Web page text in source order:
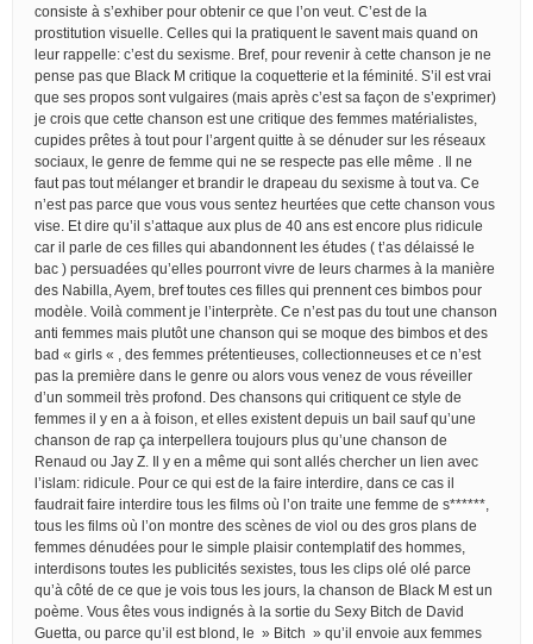
consiste à s’exhiber pour obtenir ce que l’on veut. C’est de la
prostitution visuelle. Celles qui la pratiquent le savent mais quand on
leur rappelle: c’est du sexisme. Bref, pour revenir à cette chanson je ne
pense pas que Black M critique la coquetterie et la féminité. S’il est vrai
que ses propos sont vulgaires (mais après c’est sa façon de s’exprimer)
je crois que cette chanson est une critique des femmes matérialistes,
cupides prêtes à tout pour l’argent quitte à se dénuder sur les réseaux
sociaux, le genre de femme qui ne se respecte pas elle même . Il ne
faut pas tout mélanger et brandir le drapeau du sexisme à tout va. Ce
n’est pas parce que vous vous sentez heurtées que cette chanson vous
vise. Et dire qu’il s’attaque aux plus de 40 ans est encore plus ridicule
car il parle de ces filles qui abandonnent les études ( t’as délaissé le
bac ) persuadées qu’elles pourront vivre de leurs charmes à la manière
des Nabilla, Ayem, bref toutes ces filles qui prennent ces bimbos pour
modèle. Voilà comment je l’interprète. Ce n’est pas du tout une chanson
anti femmes mais plutôt une chanson qui se moque des bimbos et des
bad « girls « , des femmes prétentieuses, collectionneuses et ce n’est
pas la première dans le genre ou alors vous venez de vous réveiller
d’un sommeil très profond. Des chansons qui critiquent ce style de
femmes il y en a à foison, et elles existent depuis un bail sauf qu’une
chanson de rap ça interpellera toujours plus qu’une chanson de
Renaud ou Jay Z. Il y en a même qui sont allés chercher un lien avec
l’islam: ridicule. Pour ce qui est de la faire interdire, dans ce cas il
faudrait faire interdire tous les films où l’on traite une femme de s******,
tous les films où l’on montre des scènes de viol ou des gros plans de
femmes dénudées pour le simple plaisir contemplatif des hommes,
interdisons toutes les publicités sexistes, tous les clips olé olé parce
qu’à côté de ce que je vois tous les jours, la chanson de Black M est un
poème. Vous êtes vous indignés à la sortie du Sexy Bitch de David
Guetta, ou parce qu’il est blond, le » Bitch » qu’il envoie aux femmes